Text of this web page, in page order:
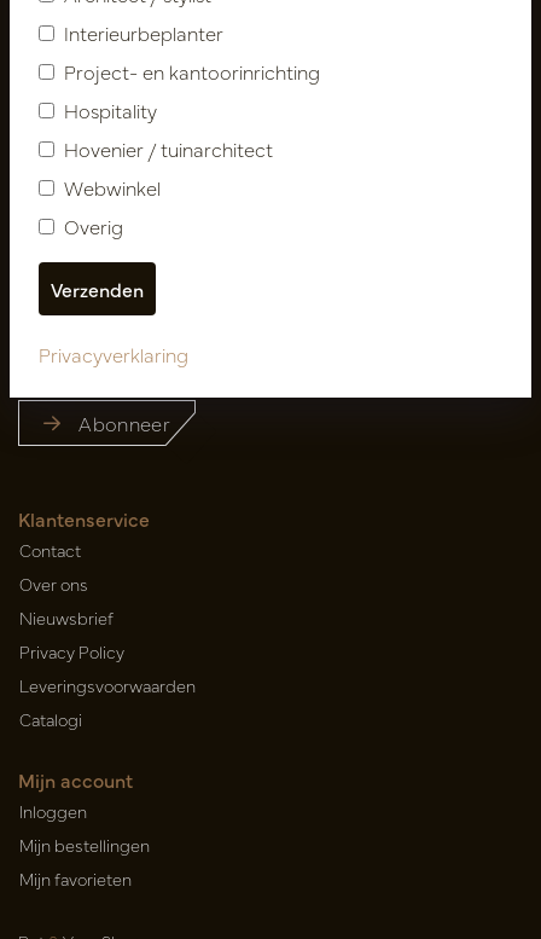
Nieuwsbrief
Abonneer
Klantenservice
Contact
Over ons
Nieuwsbrief
Privacy Policy
Leveringsvoorwaarden
Catalogi
Mijn account
Inloggen
Mijn bestellingen
Mijn favorieten
Interieurbeplanter
Project- en kantoorinrichting
Hospitality
Hovenier / tuinarchitect
Webwinkel
Overig
Privacyverklaring